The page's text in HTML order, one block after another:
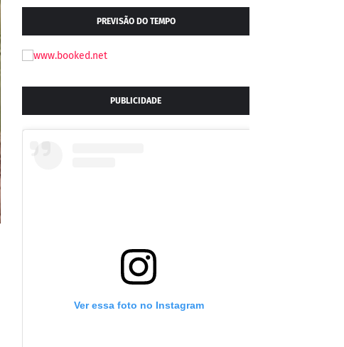
PREVISÃO DO TEMPO
PUBLICIDADE
Ver essa foto no Instagram